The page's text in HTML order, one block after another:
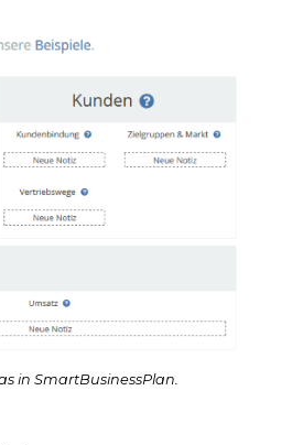
in SmartBusinessPlan.